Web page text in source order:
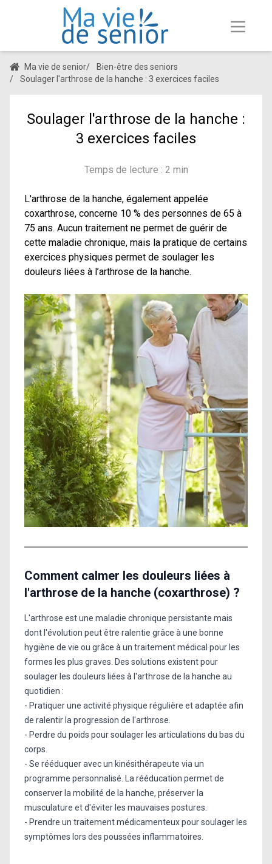
Ma vie de senior/
Bien-être des seniors
/
Soulager l'arthrose de la hanche : 3 exercices faciles
Soulager l'arthrose de la hanche :
3 exercices faciles
Temps de lecture : 2 min
L'arthrose de la hanche, également appelée
coxarthrose, concerne 10 % des personnes de 65 à
75 ans. Aucun traitement ne permet de guérir de
cette maladie chronique, mais la pratique de certains
exercices physiques permet de soulager les
douleurs liées à l’arthrose de la hanche.
Comment calmer les douleurs liées à
l'arthrose de la hanche (coxarthrose) ?
L'arthrose est une maladie chronique persistante mais
dont l'évolution peut être ralentie grâce à une bonne
hygiène de vie ou grâce à un traitement médical pour les
formes les plus graves. Des solutions existent pour
soulager les douleurs liées à l'arthrose de la hanche au
quotidien :
- Pratiquer une activité physique régulière et adaptée afin
de ralentir la progression de l'arthrose.
- Perdre du poids pour soulager les articulations du bas du
corps.
- Se rééduquer avec un kinésithérapeute via un
programme personnalisé. La rééducation permet de
conserver la mobilité de la hanche, préserver la
musculature et d'éviter les mauvaises postures.
- Prendre un traitement médicamenteux pour soulager les
symptômes lors des poussées inflammatoires.